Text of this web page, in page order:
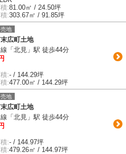
:81.00㎡ / 24.50坪
:303.67㎡ / 91.85坪
地
広町土地
「北見」駅 徒歩44分
:- / 144.29坪
:477.00㎡ / 144.29坪
地
広町土地
「北見」駅 徒歩44分
:- / 144.97坪
:479.26㎡ / 144.97坪